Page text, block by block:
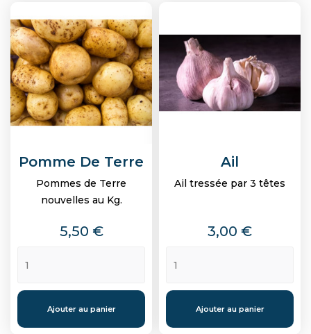
Pomme De Terre
Pommes de Terre
nouvelles au Kg.
Prix
5,50 €
Ajouter au panier
Ail
Ail tressée par 3 têtes
Prix
3,00 €
Ajouter au panier